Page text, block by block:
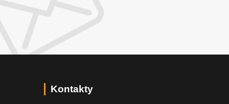
Kontakty